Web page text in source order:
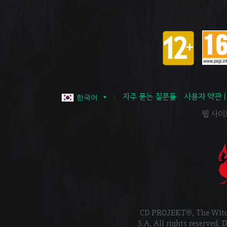
한국어 자주 묻는 질문들
사용자 약관
웹 사
CD PROJEKT®, The
S.A. All rights reserved.